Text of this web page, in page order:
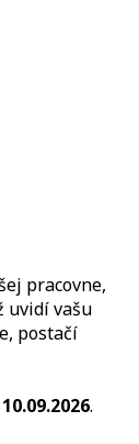
pracovne,
uvidí vašu
postačí
10.09.2026.